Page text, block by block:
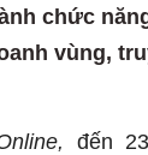
chức
vùng,
đến